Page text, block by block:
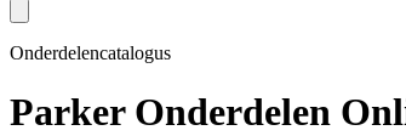
Onderdelencatalogus
Parker Onderdelen